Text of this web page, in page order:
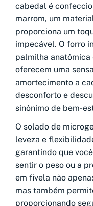
cabedal é
marrom, um
proporciona um
impecável. O forro
palmilha anatômica
oferecem uma
amortecimento a
desconforto e
sinônimo de bem-
O solado de
leveza e
garantindo que
sentir o peso ou a
em fivela não
mas também
proporcionando